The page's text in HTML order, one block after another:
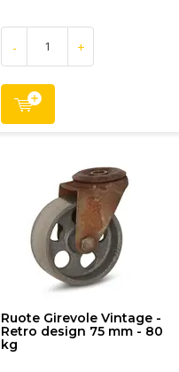
- +
Ruote Girevole Vintage -
Retro design 75 mm - 80
kg